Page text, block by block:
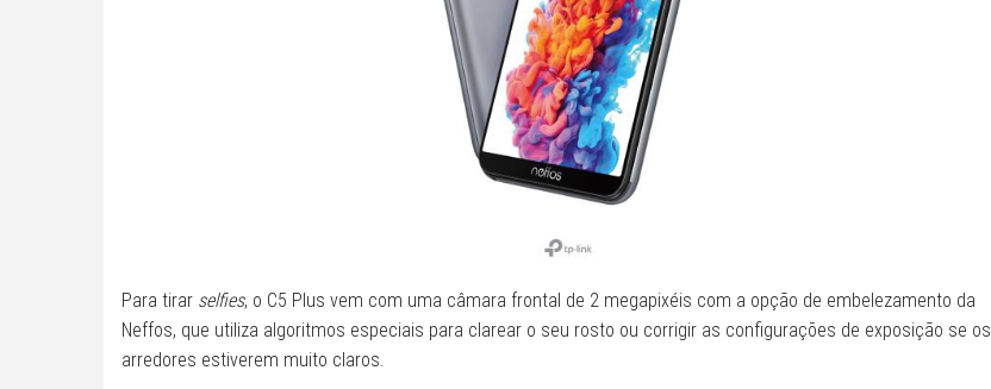
Para tirar selfies, o C5 Plus vem com uma câmara frontal de 2 megapixéis com a opção de embelezamento da
Neffos, que utiliza algoritmos especiais para clarear o seu rosto ou corrigir as configurações de exposição se os
arredores estiverem muito claros.